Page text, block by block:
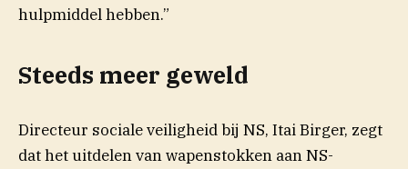
hulpmiddel hebben.”
Steeds meer geweld
Directeur sociale veiligheid bij NS, Itai Birger, zegt
dat het uitdelen van wapenstokken aan NS-